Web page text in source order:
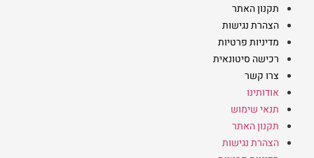
תקנון האתר
הצהרת נגישות
מדיניות פרטיות
רכישה סיטונאית
צרו קשר
אודותינו
תנאי שימוש
תקנון האתר
הצהרת נגישות